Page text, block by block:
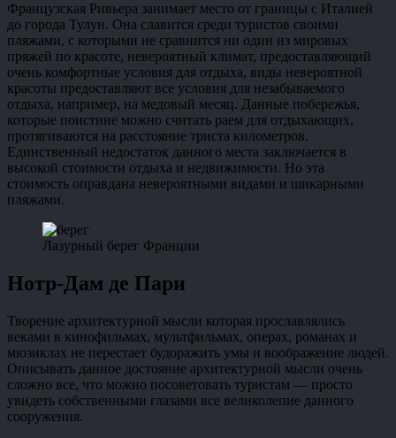
Французская Ривьера занимает место от границы с Италией
до города Тулун. Она славится среди туристов своими
пляжами, с которыми не сравнится ни один из мировых
пряжей по красоте, невероятный климат, предоставляющий
очень комфортные условия для отдыха, виды невероятной
красоты предоставляют все условия для незабываемого
отдыха, например, на медовый месяц. Данные побережья,
которые поистине можно считать раем для отдыхающих,
протягиваются на расстояние триста километров.
Единственный недостаток данного места заключается в
высокой стоимости отдыха и недвижимости. Но эта
стоимость оправдана невероятными видами и шикарными
пляжами.
Лазурный берег Франции
Нотр-Дам де Пари
Творение архитектурной мысли которая прославлялись
веками в кинофильмах, мультфильмах, операх, романах и
мюзиклах не перестает будоражить умы и воображение людей.
Описывать данное достояние архитектурной мысли очень
сложно все, что можно посоветовать туристам — просто
увидеть собственными глазами все великолепие данного
сооружения.